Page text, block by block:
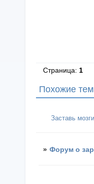
Страница: 1
Похожие
Заставь
» Форум о